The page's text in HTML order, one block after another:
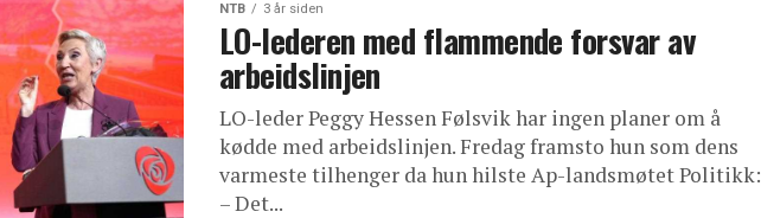
NTB 3 år siden
LO-lederen med flammende forsvar av
arbeidslinjen
LO-leder Peggy Hessen Følsvik har ingen planer om å
kødde med arbeidslinjen. Fredag framsto hun som dens
varmeste tilhenger da hun hilste Ap-landsmøtet Politikk:
– Det...